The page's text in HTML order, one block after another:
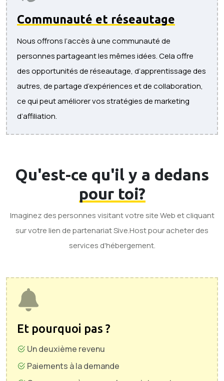
Communauté et réseautage
Nous offrons l’accès à une communauté de
personnes partageant les mêmes idées. Cela offre
des opportunités de réseautage, d’apprentissage des
autres, de partage d’expériences et de collaboration,
ce qui peut améliorer vos stratégies de marketing
d’affiliation.
Qu'est-ce qu'il y a dedans
pour toi?
Imaginez des personnes visitant votre site Web et cliquant
sur votre lien de partenariat Sive.Host pour acheter des
services d'hébergement.
Et pourquoi pas ?
Un deuxième revenu
Paiements à la demande